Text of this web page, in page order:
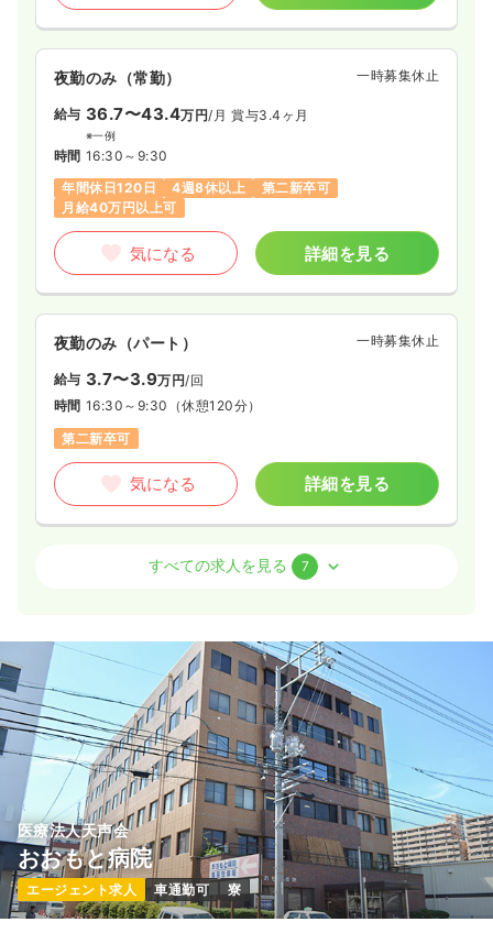
内視鏡正・准看護師 一般病院
日勤のみ（常勤）
給与 22.5〜37.1万円/月 賞与2.2ヶ月
※一例
時間 8:30～17:00
日祝休み
第二新卒可 月給37万円以上可
気になる 詳細を見る
時間 8:30～17:00
日祝休み
第二新卒可
気になる 詳細を見る
日祝休み
第二新卒可 時給1,500円以上可
気になる 詳細を見る
透析正・准看護師 一般病院
日勤のみ（常勤）
給与 24.7〜39.2万円/月 賞与2ヶ月
※一例
時間 8:00～16:30
夜勤のみ（常勤） 一時募集休止
給与 36.7〜43.4万円/月 賞与3.4ヶ月
※一例
時間 16:30～9:30
年間休日120日
4週8休以上
第二新卒可
月給40万円以上可
気になる 詳細を見る
夜勤のみ（パート） 一時募集休止
給与 3.7〜3.9万円/回
時間 16:30～9:30 （休憩120分）
第二新卒可
気になる 詳細を見る
給与 28.6〜34.1 万円/月 賞与3.2ヶ月
時間 8:30～17:30（休憩60分）
年間休日120日
第二新卒可 月給34万円以上可
気になる 詳細を見る
日勤のみ（パート）
給与 時給1,500円
時間 8:30～17:30
すべての求人を見る 7
医療法人天声会
おおもと病院
エージェント求人 車通勤可 寮